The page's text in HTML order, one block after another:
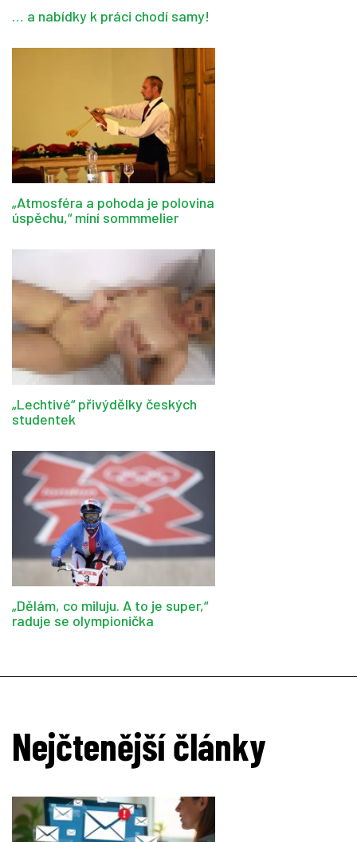
… a nabídky k práci chodí samy!
„Atmosféra a pohoda je polovina
úspěchu,“ míní sommmelier
„Lechtivé“ přivýdělky českých
studentek
„Dělám, co miluju. A to je super,“
raduje se olympionička
Nejčtenější články